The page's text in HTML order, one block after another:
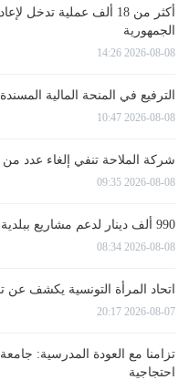
أكثر من 18 ألف عملية
الجمهورية
2026-08-08 14:26
الترفيع في المنحة المالية
2026-08-08 10:47
شركة الملاحة تنفي إلغاء عدد
2026-08-08 09:35
990 ألف دينار لدعم مشاريع ببلدية قرقنة
2026-08-08 08:34
اتحاد المرأة التونسية يكشف
2026-08-07 20:17
تزامنا مع العودة المدرسية:
احتجاجية